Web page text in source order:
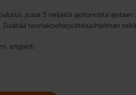
jossa 3 neljästä ajotunnista ajetaan
teoriakoeharjoitteluohjelman
englanti